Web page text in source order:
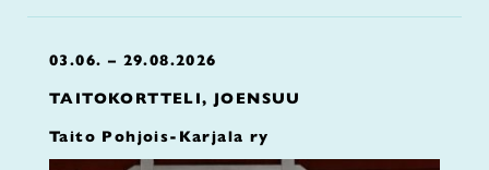
03.06. – 29.08.2026
TAITOKORTTELI, JOENSUU
Taito Pohjois-Karjala ry